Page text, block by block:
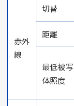
赤外
線
切替
距離
最低被写
体照度